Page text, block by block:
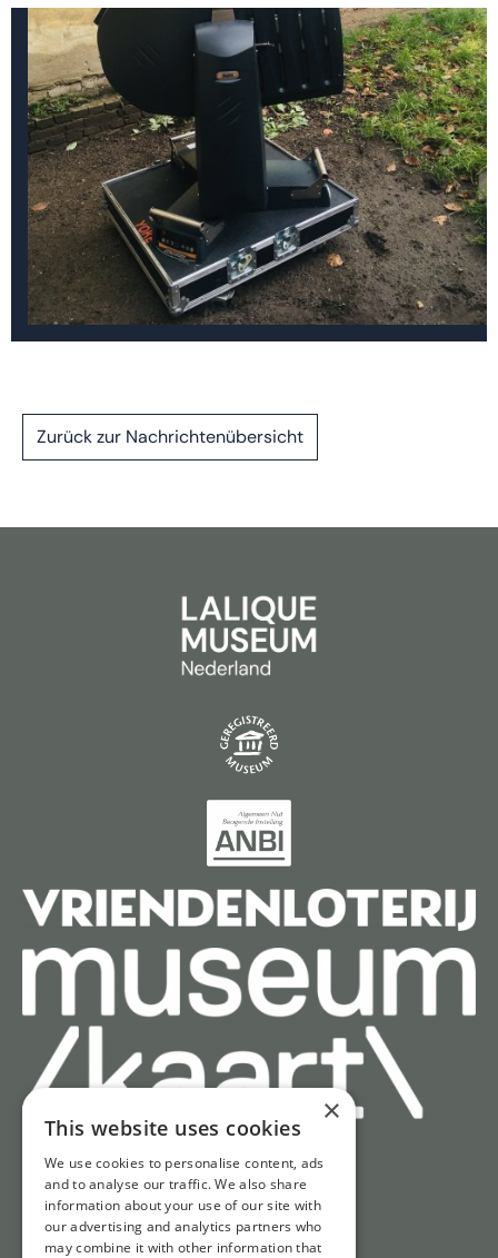
Zurück zur Nachrichtenübersicht
Schnell zu
Öffnungszeiten
×
This website uses cookies
We use cookies to personalise content, ads
and to analyse our traffic. We also share
information about your use of our site with
our advertising and analytics partners who
may combine it with other information that